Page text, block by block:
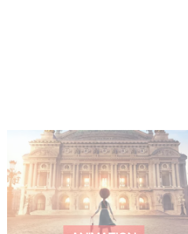
Gaumont et Good Hero
annoncent la suite de
Ballerina